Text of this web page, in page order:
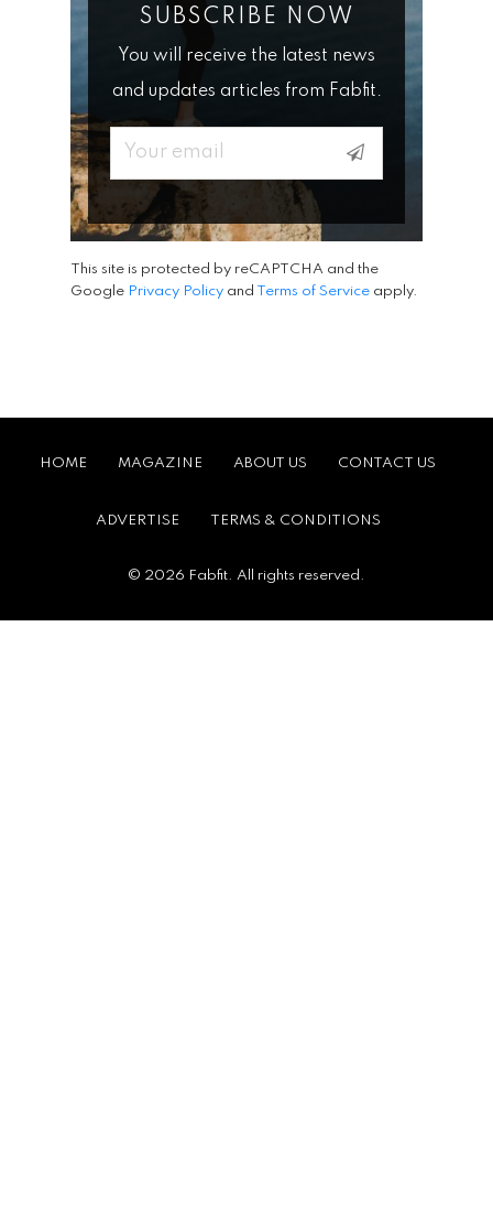
SUBSCRIBE NOW
You will receive the latest news
and updates articles from Fabfit.
Email
This site is protected by reCAPTCHA and the
Google Privacy Policy and Terms of Service apply.
HOME MAGAZINE ABOUT US CONTACT US
ADVERTISE TERMS & CONDITIONS
© 2026 Fabfit. All rights reserved.